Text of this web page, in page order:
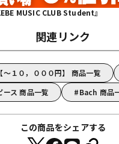
MUSIC CLUB Student』
関連リンク
１０，０００円】 商品一覧
ス 商品一覧
Bach 商品
この商品をシェアする